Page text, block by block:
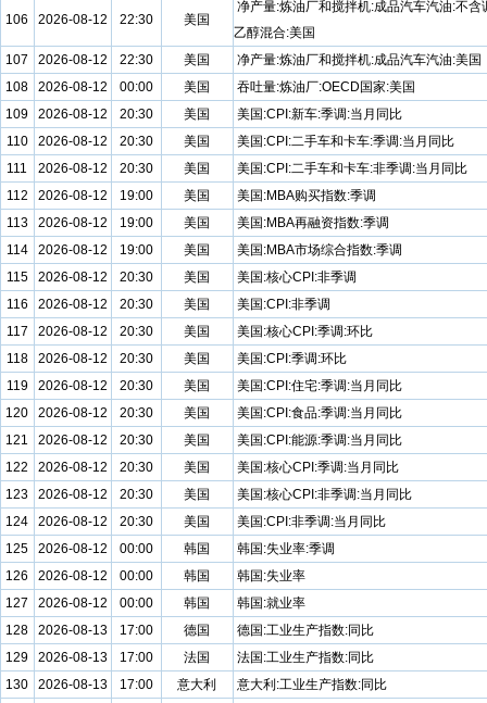
106 2026-08-12 22:30 美国
净产量:炼油厂和搅拌机:成品汽车汽油:不含
乙醇混合:美国
107
2026-08-12 22:30 美国
净产量:炼油厂和搅拌机:成品汽车汽油:美国
108
2026-08-12 00:00 美国
吞吐量:炼油厂:OECD国家:美国
109
2026-08-12 20:30 美国
美国:CPI:新车:季调:当月同比
110
2026-08-12 20:30 美国
美国:CPI:二手车和卡车:季调:当月同比
111
2026-08-12 20:30 美国
美国:CPI:二手车和卡车:非季调:当月同比
112
2026-08-12 19:00 美国
美国:MBA购买指数:季调
113
2026-08-12 19:00 美国
美国:MBA再融资指数:季调
114
2026-08-12 19:00 美国
美国:MBA市场综合指数:季调
115
2026-08-12 20:30 美国
美国:核心CPI:非季调
116
2026-08-12 20:30 美国
美国:CPI:非季调
117
2026-08-12 20:30 美国
美国:核心CPI:季调:环比
118
2026-08-12 20:30 美国
美国:CPI:季调:环比
119
2026-08-12 20:30 美国
美国:CPI:住宅:季调:当月同比
120
2026-08-12 20:30 美国
美国:CPI:食品:季调:当月同比
121
2026-08-12 20:30 美国
美国:CPI:能源:季调:当月同比
122
2026-08-12 20:30 美国
美国:核心CPI:季调:当月同比
123
2026-08-12 20:30 美国
美国:核心CPI:非季调:当月同比
124
2026-08-12 20:30 美国
美国:CPI:非季调:当月同比
125
2026-08-12 00:00 韩国
韩国:失业率:季调
126
2026-08-12 00:00 韩国
韩国:失业率
127
2026-08-12 00:00 韩国
韩国:就业率
128
2026-08-13 17:00 德国
德国:工业生产指数:同比
129
2026-08-13 17:00 法国
法国:工业生产指数:同比
130
2026-08-13 17:00 意大利
意大利:工业生产指数:同比